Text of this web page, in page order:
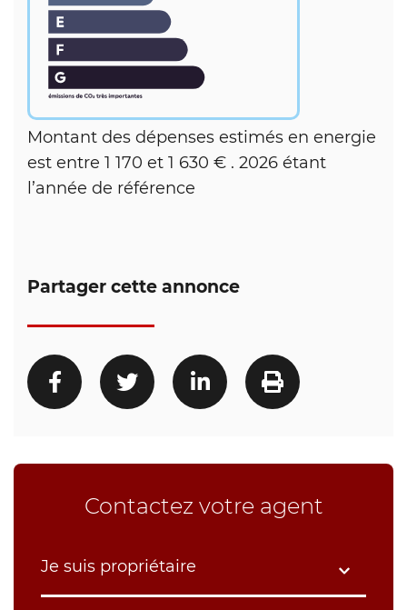
Montant des dépenses estimés en energie
est entre 1 170 et 1 630 € . 2026 étant
l’année de référence
Partager cette annonce
Contactez votre agent
Je suis propriétaire